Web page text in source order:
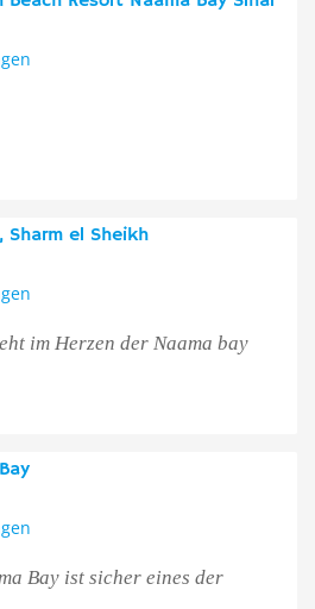
Sharm el Sheikh
im Herzen der Naama bay
Bay ist sicher eines der